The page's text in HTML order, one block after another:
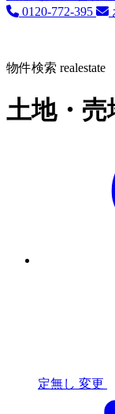
0120-772-395
物件検索 realestate
土地・売
定無し 変更